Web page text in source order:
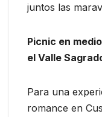
juntos las
Picnic en
el Valle
Para una
romance en